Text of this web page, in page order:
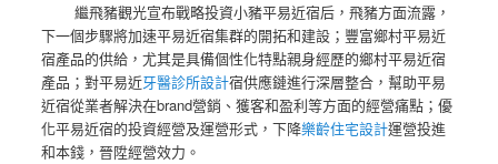
繼飛豬觀光宣布戰略投資小豬平易近宿后，飛豬方面流露，
下一個步驟將加速平易近宿集群的開拓和建設；豐富鄉村平易近
宿產品的供給，尤其是具備個性化特點親身經歷的鄉村平易近宿
產品；對平易近牙醫診所設計宿供應鏈進行深層整合，幫助平易
近宿從業者解決在brand營銷、獲客和盈利等方面的經營痛點；優
化平易近宿的投資經營及運營形式，下降樂齡住宅設計運營投進
和本錢，晉陞經營效力。